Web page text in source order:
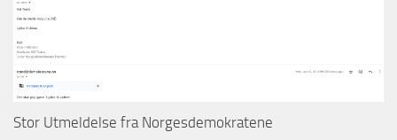
Stor Utmeldelse fra Norgesdemokratene